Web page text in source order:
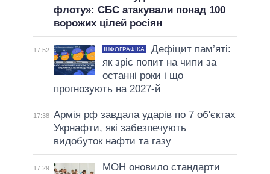
флоту»: СБС атакували понад 100
ворожих цілей росіян
17:52 ІНФОГРАФІКА
Дефіцит пам’яті:
як зріс попит на чипи за
останні роки і що
прогнозують на 2027-й
17:38 Армія рф завдала ударів по 7 об'єктах
Укрнафти, які забезпечують
видобуток нафти та газу
17:29
МОН оновило стандарти